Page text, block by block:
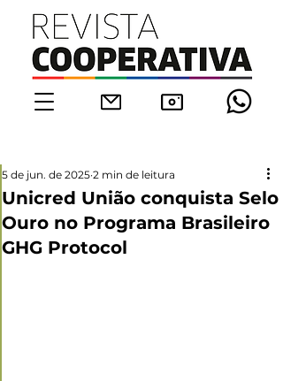
Unicred União conquista Selo
Ouro no Programa Brasileiro
GHG Protocol
5 de jun. de 2025 2 min de leitura